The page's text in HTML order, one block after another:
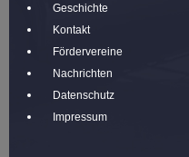
Geschichte
Kontakt
Fördervereine
Nachrichten
Datenschutz
Impressum